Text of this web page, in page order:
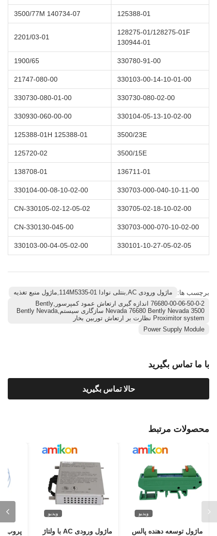
125388-01
3500/77M 140734-07
128275-01/128275-01F
130944-01
2201/03-01
330780-91-00
1900/65
330103-00-14-10-01-00
21747-080-00
330730-080-02-00
330730-080-01-00
330104-05-13-10-02-00
330930-060-00-00
3500/23E
125388-01H 125388-01
3500/15E
125720-02
136711-01
138708-01
330703-000-040-10-11-00
330104-00-08-10-02-00
330705-02-18-10-02-00
330105-02-12-05-02-CN
330703-000-070-10-02-00
330130-045-00-CN
330101-10-27-05-02-05
330103-00-04-05-02-00
برچسب ها:
ماژول ورودی AC,بنتلی نوادا 114M5335-01,ماژول منبع تغذیه
76680-00-06-50-0-2 اندازه گیری ارتعاش عمود کمپرسور,Bently
Nevada 76680 Bently Nevada 3500 سازگاری سیستم,Bently Nevada
Proximitor system نظارت بر ارتعاش توربین بخار
Power Supply Module
با ما تماس بگیرید
حالا تماس بگیرید
محصولات مرتبط
ویدیو
ماژول توسعه دهنده پالس
ویدیو
ماژول ورودی AC با ولتاژ
پروب